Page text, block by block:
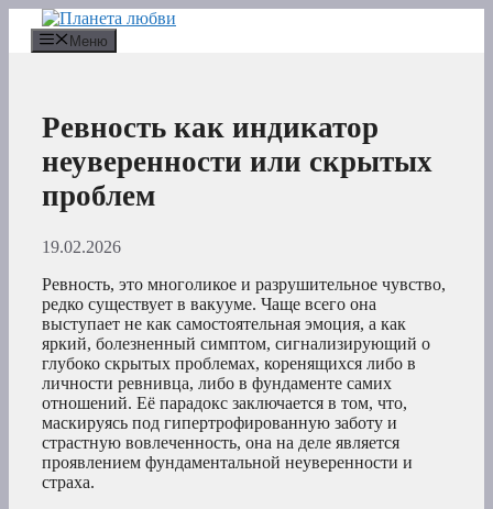
Перейти
содержимому
Меню
Ревность как индикатор
неуверенности или скрытых
проблем
19.02.2026
Ревность, это многоликое и разрушительное чувство,
редко существует в вакууме. Чаще всего она
выступает не как самостоятельная эмоция, а как
яркий, болезненный симптом, сигнализирующий о
глубоко скрытых проблемах, коренящихся либо в
личности ревнивца, либо в фундаменте самих
отношений. Её парадокс заключается в том, что,
маскируясь под гипертрофированную заботу и
страстную вовлеченность, она на деле является
проявлением фундаментальной неуверенности и
страха.